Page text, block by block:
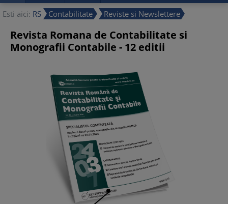
Esti aici: RS Contabilitate Reviste si Newslettere
Revista Romana de Contabilitate si
Monografii Contabile - 12 editii